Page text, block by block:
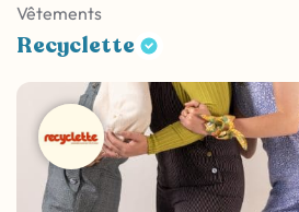
Vêtements
Recyclette